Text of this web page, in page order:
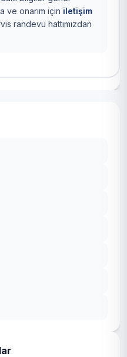
ve onarım için iletişim
randevu hattımızdan